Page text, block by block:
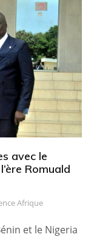
avec le
Romuald
Afrique
et le Nigeria